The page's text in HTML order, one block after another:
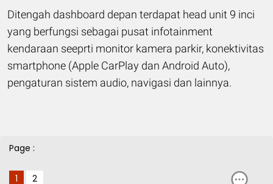
Ditengah dashboard depan terdapat head unit 9 inci
yang berfungsi sebagai pusat infotainment
kendaraan seeprti monitor kamera parkir, konektivitas
smartphone (Apple CarPlay dan Android Auto),
pengaturan sistem audio, navigasi dan lainnya.
Page :
1 2